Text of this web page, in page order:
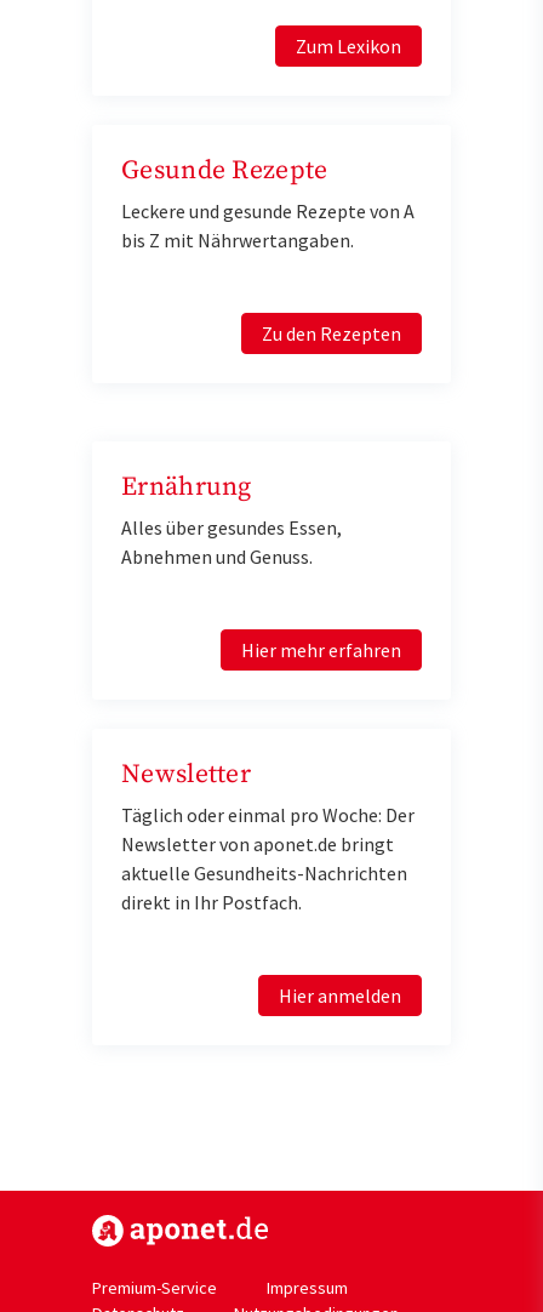
Zum Lexikon
Gesunde Rezepte
Leckere und gesunde Rezepte von A
bis Z mit Nährwertangaben.
Zu den Rezepten
Ernährung
Alles über gesundes Essen,
Abnehmen und Genuss.
Hier mehr erfahren
Newsletter
Täglich oder einmal pro Woche: Der
Newsletter von aponet.de bringt
aktuelle Gesundheits-Nachrichten
direkt in Ihr Postfach.
Hier anmelden
Premium-Service
Impressum